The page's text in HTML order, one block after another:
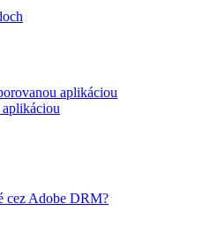
aplikáciou
cez Adobe DRM?